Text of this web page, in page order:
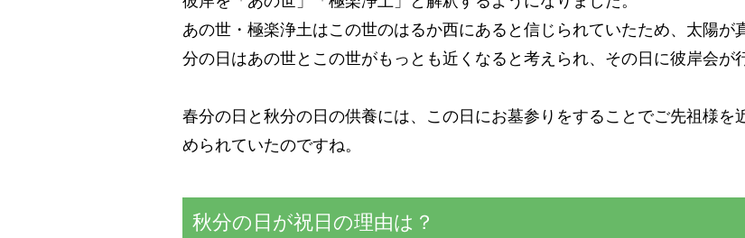
あの世・極楽浄土はこの世のはるか西にあると信じられていたため、太陽
分の日はあの世とこの世がもっとも近くなると考えられ、その日に彼岸会が
春分の日と秋分の日の供養には、この日にお墓参りをすることでご先祖様
められていたのですね。
秋分の日が祝日の理由は？